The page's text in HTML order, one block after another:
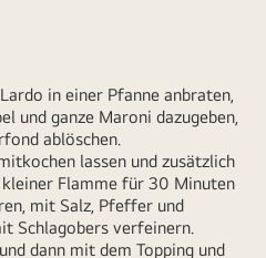
in einer Pfanne anbraten,
und ganze Maroni dazugeben,
ablöschen.
lassen und zusätzlich
Flamme für 30 Minuten
mit Salz, Pfeffer und
Schlagobers verfeinern.
dann mit dem Topping und